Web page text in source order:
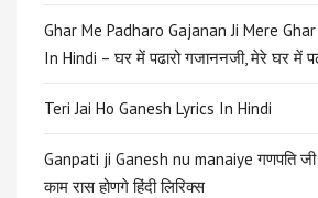
Ghar Me Padharo Gajanan Ji Mere
In Hindi – घर में पढारो गजाननजी, मेरे घर में
Teri Jai Ho Ganesh Lyrics In Hindi
Ganpati ji Ganesh nu manaiye गणपति
काम रास होणगे हिंदी लिरिक्स